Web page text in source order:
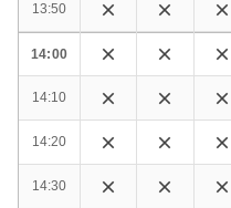
13:50
14:00
14:10
14:20
14:30